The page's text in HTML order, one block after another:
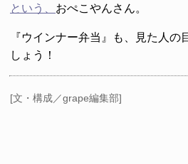
という、 おぺこやんさん。
『ウインナー弁当』も、見た人
しょう！
[文・構成／grape編集部]